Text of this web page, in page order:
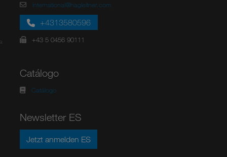
international@hagleitner.com
+4313580596
+43 5 0456 90111
Catálogo
Catálogo
Newsletter ES
Jetzt anmelden ES